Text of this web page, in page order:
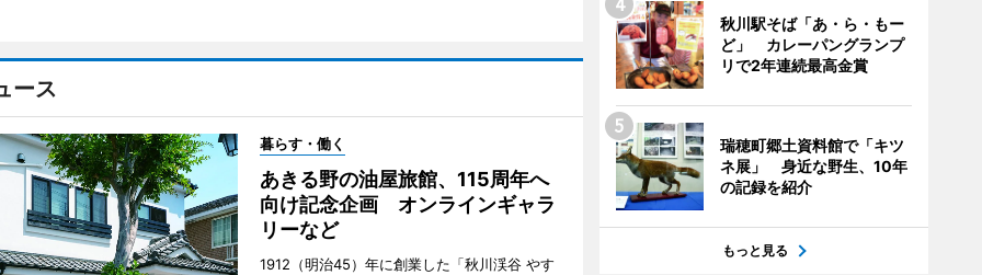
ース
暮らす・働く
あきる野の油屋旅館、115周年へ
向け記念企画 オンラインギャラ
リーなど
1912（明治45）年に創業した「秋川渓谷 やす
秋川駅そば「あ・ら・もー
ど」 カレーパングランプ
リで2年連続最高金賞
瑞穂町郷土資料館で「キツ
ネ展」 身近な野生、10年
の記録を紹介
もっと見る